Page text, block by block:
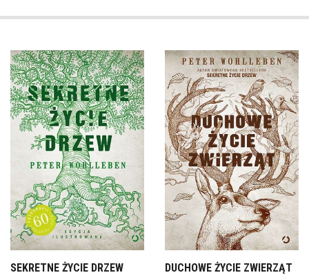
SEKRETNE ŻYCIE DRZEW DUCHOWE ŻYCIE ZWIERZĄT